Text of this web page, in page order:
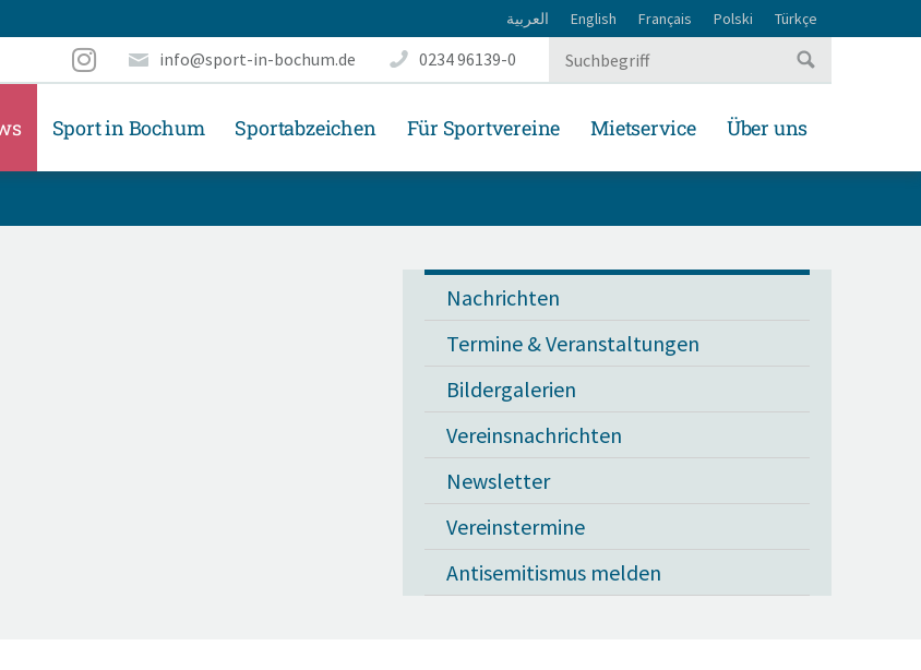
العربية English Français Polski Türkçe
info@sport-in-bochum.de 0234 96139-0
Sport in Bochum Sportabzeichen Für Sportvereine Mietservice Über uns
Nachrichten
Termine & Veranstaltungen
Bildergalerien
Vereinsnachrichten
Newsletter
Vereinstermine
Antisemitismus melden